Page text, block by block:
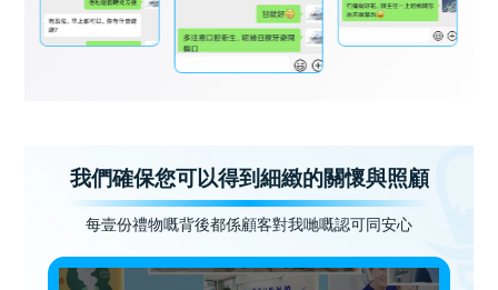
我們確保您可以得到細緻的關懷與照顧
每壹份禮物嘅背後都係顧客對我哋嘅認可同安心